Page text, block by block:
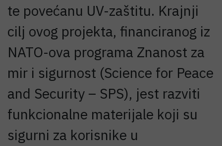
te povećanu UV-zaštitu. Krajnji
cilj ovog projekta, financiranog iz
NATO-ova programa Znanost za
mir i sigurnost (Science for Peace
and Security – SPS), jest razviti
funkcionalne materijale koji su
sigurni za korisnike u